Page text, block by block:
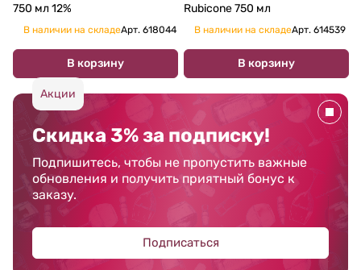
750 мл 12%
В наличии на складеАрт. 618044
В корзину
Rubicone 750 мл
В наличии на складеАрт. 614539
В корзину
Акции
Скидка 3% за подписку!
Подпишитесь, чтобы не пропустить важные
обновления и получить приятный бонус к
заказу.
Подписаться